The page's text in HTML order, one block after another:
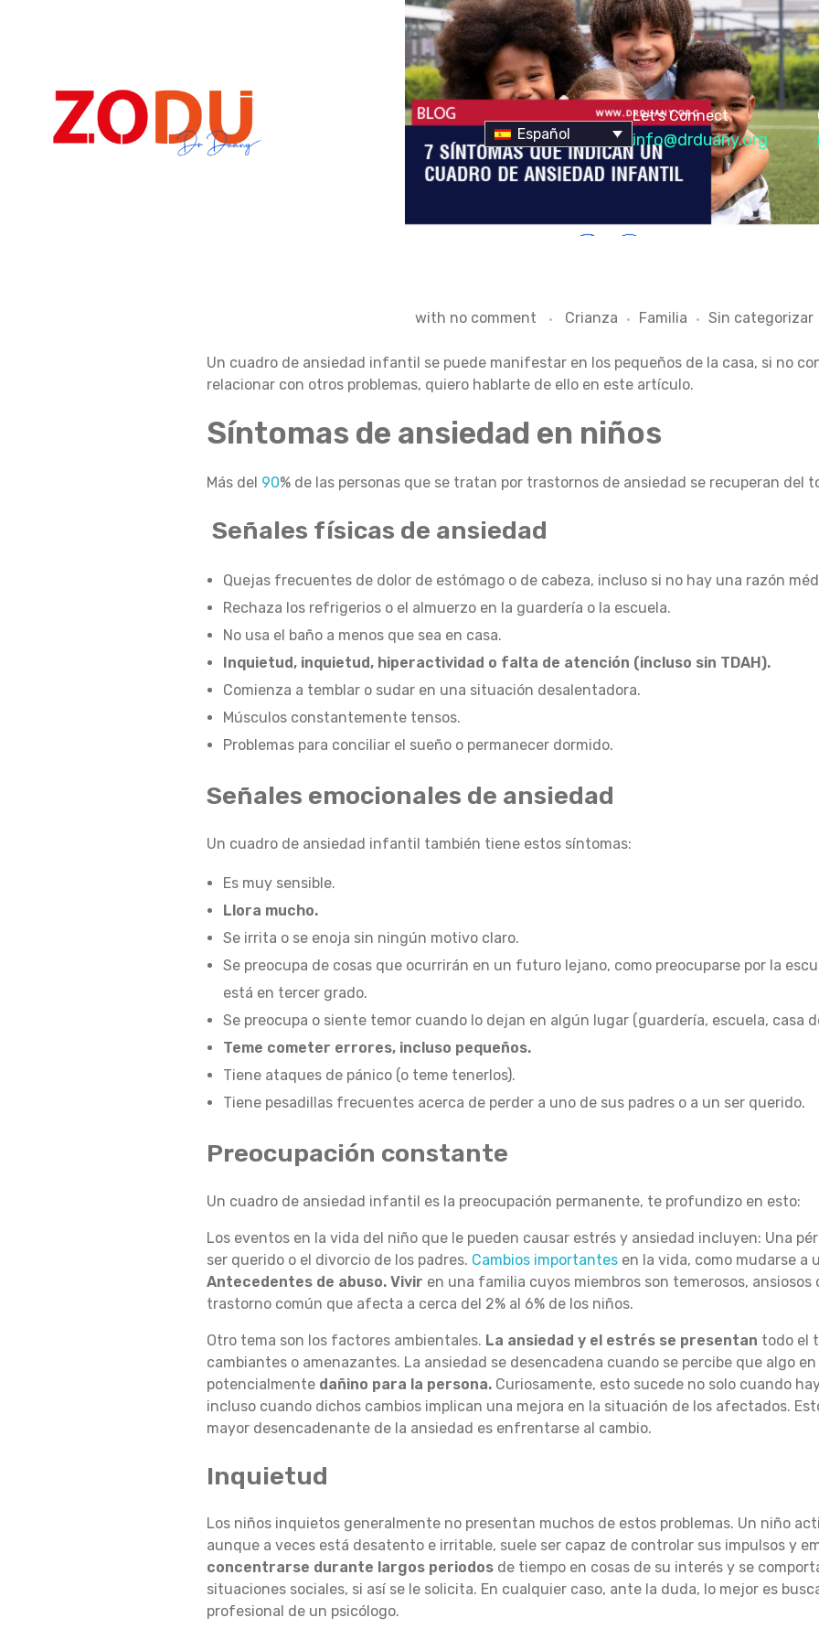
Español
Let's Connect
info@drduany.org
S
Í
N
T
O
M
A
S
Q
U
E
I
N
D
I
C
A
N
U
with no comment Crianza Familia Sin categorizar
Un cuadro de ansiedad infantil se puede manifestar en los pequeños de la casa, si no
relacionar con otros problemas, quiero hablarte de ello en este artículo.
Síntomas de ansiedad en niños
Más del 90% de las personas que se tratan por trastornos de ansiedad se recuperan del
Señales físicas de ansiedad
Quejas frecuentes de dolor de estómago o de cabeza, incluso si no hay una razón
Rechaza los refrigerios o el almuerzo en la guardería o la escuela.
No usa el baño a menos que sea en casa.
Inquietud, inquietud, hiperactividad o falta de atención (incluso sin TDAH).
Comienza a temblar o sudar en una situación desalentadora.
Músculos constantemente tensos.
Problemas para conciliar el sueño o permanecer dormido.
Señales emocionales de ansiedad
Un cuadro de ansiedad infantil también tiene estos síntomas:
Es muy sensible.
Llora mucho.
Se irrita o se enoja sin ningún motivo claro.
Se preocupa de cosas que ocurrirán en un futuro lejano, como preocuparse por la
está en tercer grado.
Se preocupa o siente temor cuando lo dejan en algún lugar (guardería, escuela, casa
Teme cometer errores, incluso pequeños.
Tiene ataques de pánico (o teme tenerlos).
Tiene pesadillas frecuentes acerca de perder a uno de sus padres o a un ser querido.
Preocupación constante
Un cuadro de ansiedad infantil es la preocupación permanente, te profundizo en esto:
Los eventos en la vida del niño que le pueden causar estrés y ansiedad incluyen: Una
ser querido o el divorcio de los padres. Cambios importantes en la vida, como mudarse a
Antecedentes de abuso. Vivir en una familia cuyos miembros son temerosos, ansiosos
trastorno común que afecta a cerca del 2% al 6% de los niños.
Otro tema son los factores ambientales. La ansiedad y el estrés se presentan todo el
cambiantes o amenazantes. La ansiedad se desencadena cuando se percibe que algo
potencialmente dañino para la persona. Curiosamente, esto sucede no solo cuando
incluso cuando dichos cambios implican una mejora en la situación de los afectados.
mayor desencadenante de la ansiedad es enfrentarse al cambio.
Inquietud
Los niños inquietos generalmente no presentan muchos de estos problemas. Un niño
aunque a veces está desatento e irritable, suele ser capaz de controlar sus impulsos y
concentrarse durante largos periodos de tiempo en cosas de su interés y se
situaciones sociales, si así se le solicita. En cualquier caso, ante la duda, lo mejor es
profesional de un psicólogo.